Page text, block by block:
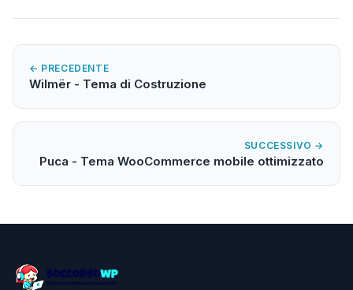
← PRECEDENTE
Wilmër - Tema di Costruzione
SUCCESSIVO →
Puca - Tema WooCommerce mobile ottimizzato